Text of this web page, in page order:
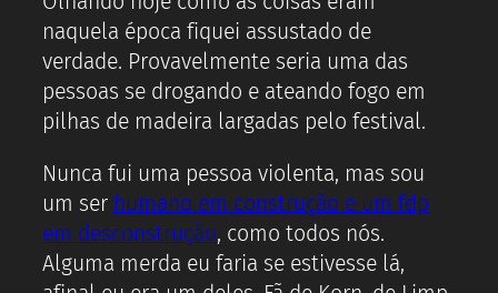
naquela época fiquei assustado de
verdade. Provavelmente seria uma das
pessoas se drogando e ateando fogo em
pilhas de madeira largadas pelo festival.
Nunca fui uma pessoa violenta, mas sou
um ser humano em construção e um fdp
em desconstrução, como todos nós.
Alguma merda eu faria se estivesse lá,